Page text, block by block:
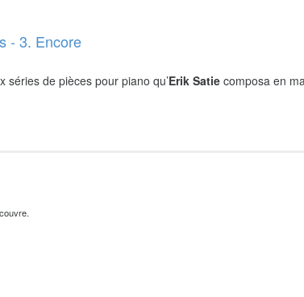
- 3. Encore
séries de pièces pour piano qu’Erik Satie composa en